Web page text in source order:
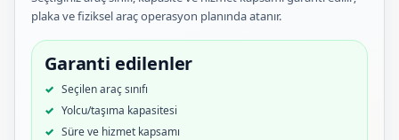
plaka ve fiziksel araç operasyon planında atanır.
Garanti edilenler
Seçilen araç sınıfı
Yolcu/taşıma kapasitesi
Süre ve hizmet kapsamı